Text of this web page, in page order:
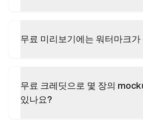
무료 미리보기에는 워터마크
무료 크레딧으로 몇 장의
있나요?